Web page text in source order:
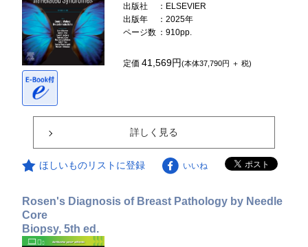
出版社
：ELSEVIER
出版年
：2025年
ページ数 ：910pp.
定価41,569円(本体37,790円 ＋ 税)
詳しく見る
ほしいものリストに登録 いいね
Rosen's Diagnosis of Breast Pathology by Needle
Core
Biopsy, 5th ed.